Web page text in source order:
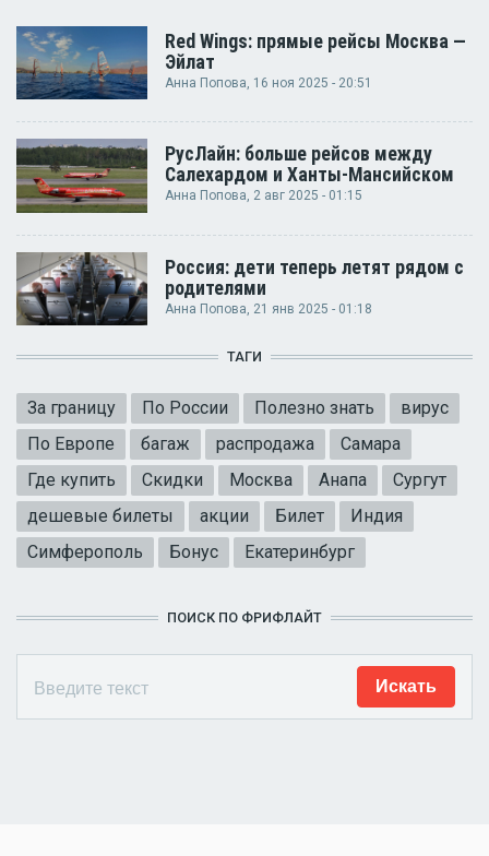
Red Wings: прямые рейсы Москва —
Эйлат
Анна Попова , 16 ноя 2025 - 20:51
РусЛайн: больше рейсов между
Салехардом и Ханты-Мансийском
Анна Попова, 2 авг 2025 - 01:15
Россия: дети теперь летят рядом с
родителями
Анна Попова , 21 янв 2025 - 01:18
ТАГИ
За границу По России Полезно знать
вирус
По Европе
багаж распродажа
Самара
Где купить
Скидки Москва Анапа
Сургут
дешевые билеты
акции Билет
Индия
Симферополь
Бонус Екатеринбург
ПОИСК ПО ФРИФЛАЙТ